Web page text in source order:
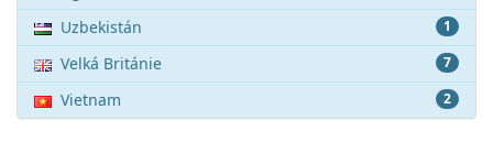
1
Uzbekistán
7
Velká Británie
2
Vietnam